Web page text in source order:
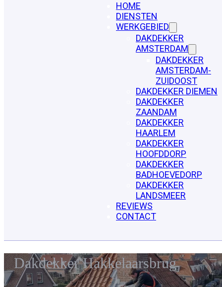
HOME
DIENSTEN
WERKGEBIED
DAKDEKKER
AMSTERDAM
DAKDEKKER
AMSTERDAM-
ZUIDOOST
DAKDEKKER DIEMEN
DAKDEKKER
ZAANDAM
DAKDEKKER
HAARLEM
DAKDEKKER
HOOFDDORP
DAKDEKKER
BADHOEVEDORP
DAKDEKKER
LANDSMEER
REVIEWS
CONTACT
Dakdekker Hakkelaarsbrug